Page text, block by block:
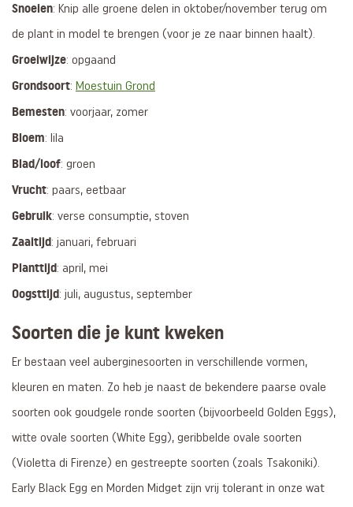
Snoeien: Knip alle groene delen in oktober/november terug om
de plant in model te brengen (voor je ze naar binnen haalt).
Groeiwijze: opgaand
Grondsoort: Moestuin Grond
Bemesten: voorjaar, zomer
Bloem: lila
Blad/loof: groen
Vrucht: paars, eetbaar
Gebruik: verse consumptie, stoven
Zaaitijd: januari, februari
Planttijd: april, mei
Oogsttijd: juli, augustus, september
Soorten die je kunt kweken
Er bestaan veel auberginesoorten in verschillende vormen,
kleuren en maten. Zo heb je naast de bekendere paarse ovale
soorten ook goudgele ronde soorten (bijvoorbeeld Golden Eggs),
witte ovale soorten (White Egg), geribbelde ovale soorten
(Violetta di Firenze) en gestreepte soorten (zoals Tsakoniki).
Early Black Egg en Morden Midget zijn vrij tolerant in onze wat